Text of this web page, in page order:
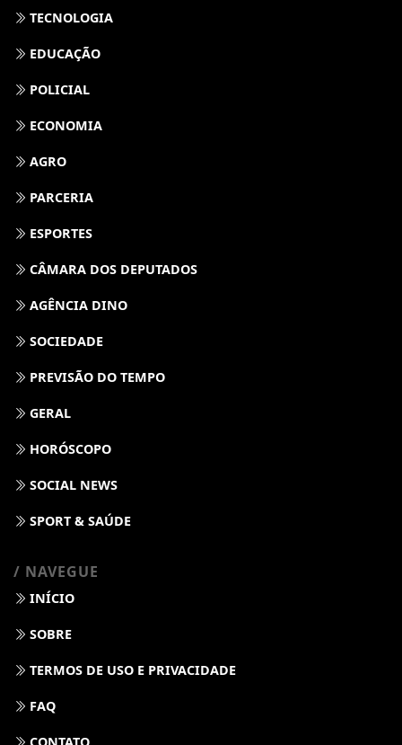
TECNOLOGIA
EDUCAÇÃO
POLICIAL
ECONOMIA
AGRO
PARCERIA
ESPORTES
CÂMARA DOS DEPUTADOS
AGÊNCIA DINO
SOCIEDADE
PREVISÃO DO TEMPO
GERAL
HORÓSCOPO
SOCIAL NEWS
SPORT & SAÚDE
/ NAVEGUE
INÍCIO
SOBRE
TERMOS DE USO E PRIVACIDADE
FAQ